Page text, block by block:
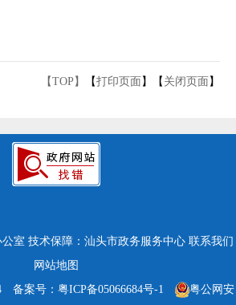
【TOP】 【打印页面】【 关闭页面】
室 技术保障：汕头市政务服务中心 联系我们
网站地图
备案号：粤ICP备05066684号-1 粤公网安